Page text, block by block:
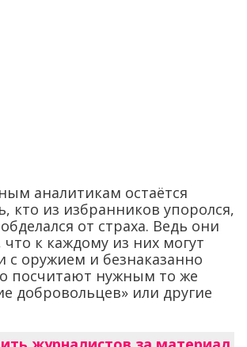
аналитикам остаётся
кто из избранников упоролся,
от страха. Ведь они
к каждому из них могут
с оружием и безнаказанно
посчитают нужным то же
добровольцев» или другие